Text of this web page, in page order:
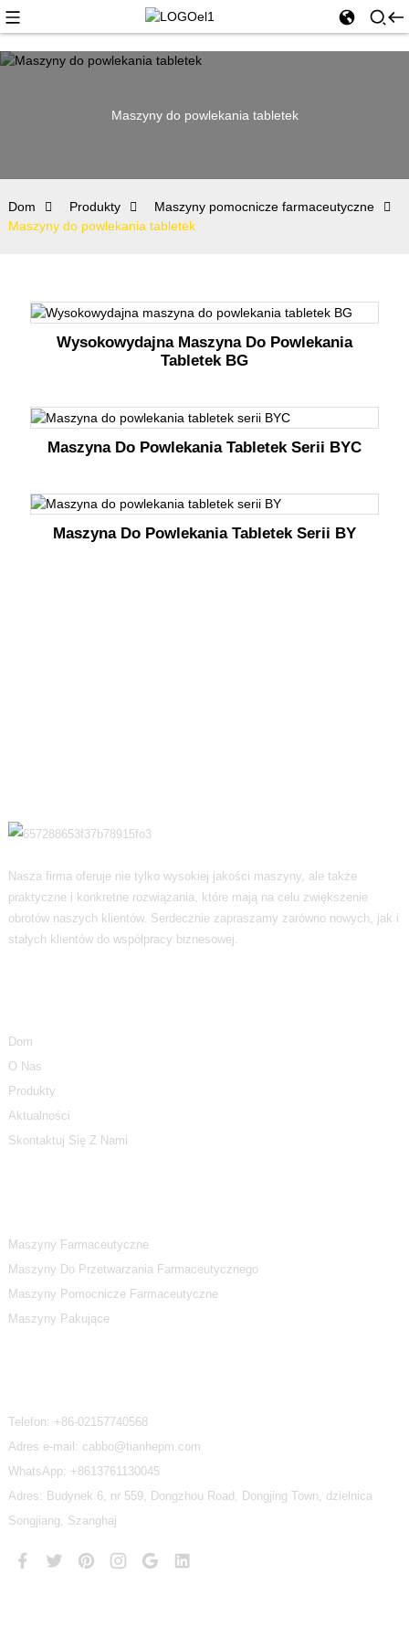
Maszyny do powlekania tabletek
Dom Produkty
Maszyny pomocnicze farmaceutyczne
Maszyny do powlekania tabletek
Wysokowydajna Maszyna Do Powlekania
Tabletek BG
Maszyna Do Powlekania Tabletek Serii BYC
Maszyna Do Powlekania Tabletek Serii BY
Nasza firma oferuje nie tylko wysokiej jakości maszyny, ale także
praktyczne i konkretne rozwiązania, które mają na celu zwiększenie
obrotów naszych klientów. Serdecznie zapraszamy zarówno nowych, jak i
stałych klientów do współpracy biznesowej.
Dom
O Nas
Produkty
Aktualności
Skontaktuj Się Z Nami
Maszyny Farmaceutyczne
Maszyny Do Przetwarzania Farmaceutycznego
Maszyny Pomocnicze Farmaceutyczne
Maszyny Pakujące
Telefon: +86-02157740568
Adres e-mail: cabbo@tianhepm.com
WhatsApp: +8613761130045
Adres: Budynek 6, nr 559, Dongzhou Road, Dongjing Town, dzielnica
Songjiang, Szanghaj